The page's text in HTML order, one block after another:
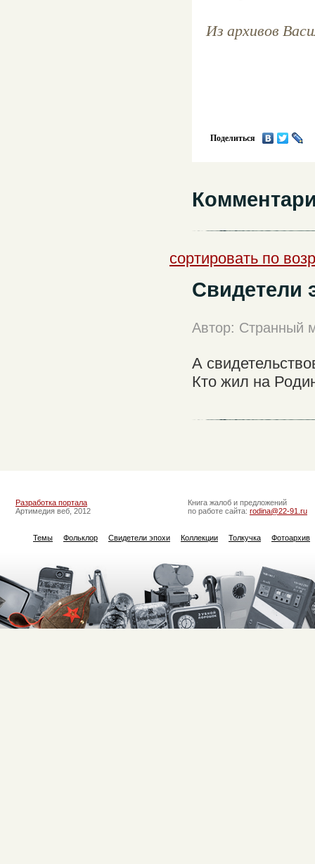
Из архивов
Поделиться
сортировать по
Свидетели
Автор: Странный
А
Кто жил на
Разработка портала
Артимедия веб, 2012
Книга жалоб и предложений
по работе сайта: rodina@22-91.ru
Темы Фольклор Свидетели эпохи Коллекции Толкучка Фотоархив